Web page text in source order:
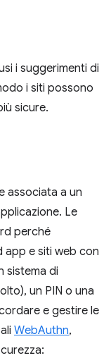
i suggerimenti di
i siti possono
sicure.
associata a un
Le
perché
app e siti web con
sistema di
un PIN o una
e gestire le
WebAuthn,